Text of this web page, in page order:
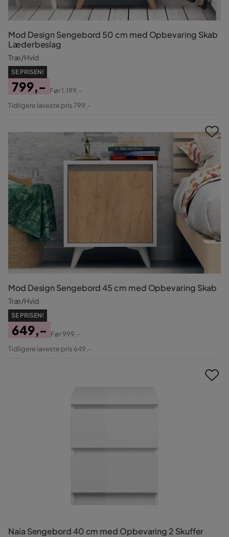
Mod Design Sengebord 50 cm med Opbevaring Skab
Læderbeslag
Træ/Hvid
SE PRISEN!
Pris
799,-
Original
Før1.199,-
Tidligere laveste pris 799,-
Mod Design Sengebord 45 cm med Opbevaring Skab
Træ/Hvid
SE PRISEN!
Pris
649,-
Original
Før999,-
Tidligere laveste pris 649,-
Naia Sengebord 40 cm med Opbevaring 2 Skuffer